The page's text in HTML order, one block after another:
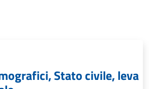
Stato civile, leva